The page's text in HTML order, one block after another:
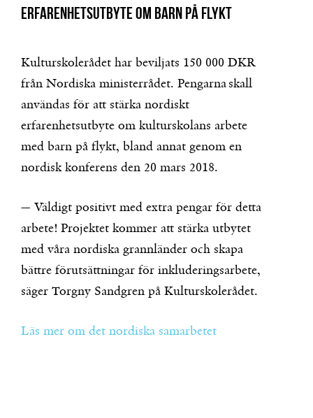
erfarenhetsutbyte om barn på flykt
Kulturskolerådet har beviljats 150 000 DKR
från Nordiska ministerrådet. Pengarna skall
användas för att stärka nordiskt
erfarenhetsutbyte om kulturskolans arbete
med barn på flykt, bland annat genom en
nordisk konferens den 20 mars 2018.
— Väldigt positivt med extra pengar för detta
arbete! Projektet kommer att stärka utbytet
med våra nordiska grannländer och skapa
bättre förutsättningar för inkluderingsarbete,
säger Torgny Sandgren på Kulturskolerådet.
Läs mer om det nordiska samarbetet